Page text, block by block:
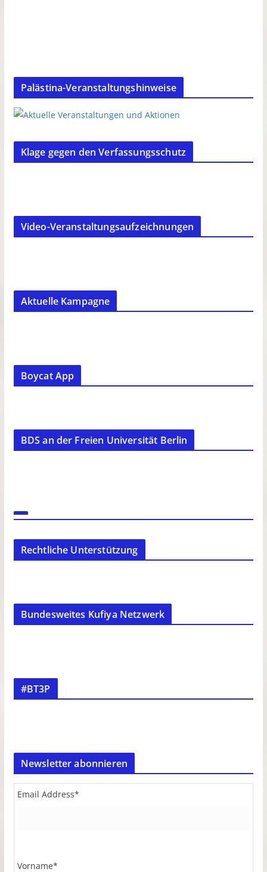
Palästina-Veranstaltungshinweise
Klage gegen den Verfassungsschutz
Video-Veranstaltungsaufzeichnungen
Aktuelle Kampagne
Boycat App
BDS an der Freien Universität Berlin
Rechtliche Unterstützung
Bundesweites Kufiya Netzwerk
#BT3P
Newsletter abonnieren
Email Address*
Vorname*